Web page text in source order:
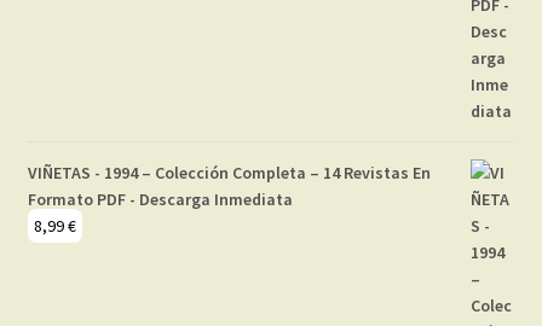
VIÑETAS - 1994 – Colección Completa – 14 Revistas En
Formato PDF - Descarga Inmediata
8,99€